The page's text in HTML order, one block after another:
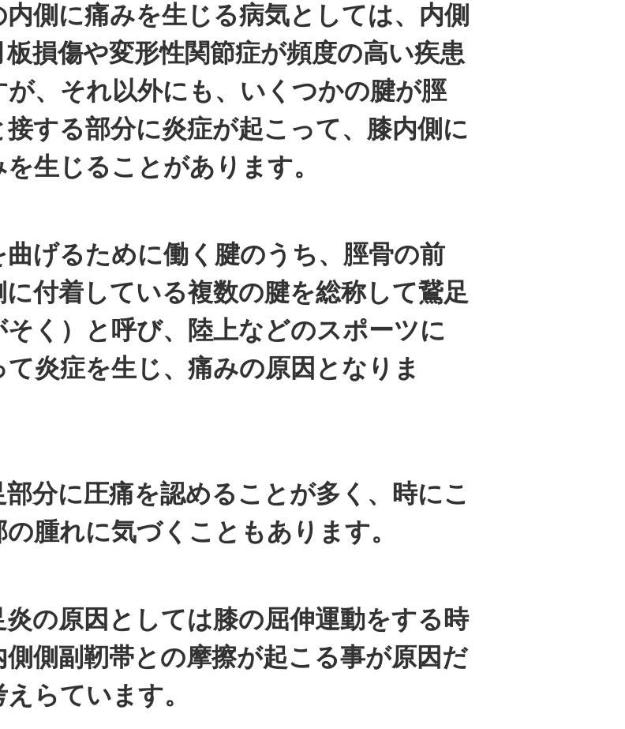
内側に痛みを生じる病気としては、内側
板損傷や変形性関節症が頻度の高い疾患
が、それ以外にも、いくつかの腱が脛
接する部分に炎症が起こって、膝内側に
を生じることがあります。
曲げるために働く腱のうち、脛骨の前
に付着している複数の腱を総称して鵞足
そく）と呼び、陸上などのスポーツに
て炎症を生じ、痛みの原因となりま
部分に圧痛を認めることが多く、時にこ
の腫れに気づくこともあります。
炎の原因としては膝の屈伸運動をする時
側側副靭帯との摩擦が起こる事が原因だ
えらています。